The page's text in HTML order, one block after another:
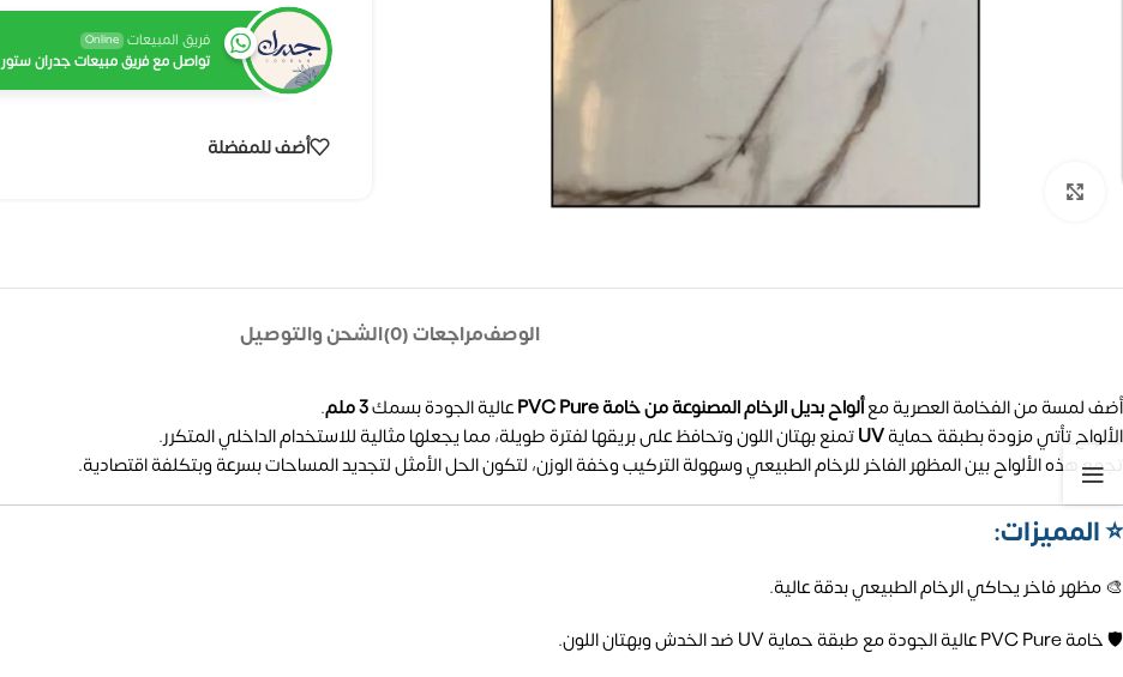
فريق المبيعات Online
تواصل مع فريق مبيعات جدران ستور
أضف للمفضلة
الوصفمراجعات (0) الشحن والتوصيل
أضف لمسة من الفخامة العصرية معألواح بديل الرخام المصنوعة من خامة PVC Pure عالية الجودة بسمك3 ملم
.
الألواح تأتي مزودة بطبقة حمايةUVتمنع بهتان اللون وتحافظ على بريقها لفترة طويلة، مما يجعلها مثالية للاستخدام الداخلي المتكرر.
تجمع هذه الألواح بين المظهر الفاخر للرخام الطبيعي وسهولة التركيب وخفة الوزن، لتكون الحل الأمثل لتجديد المساحات بسرعة وبتكلفة اقتصادية.
⭐ المميزات:
🎨 مظهر فاخر يحاكي الرخام الطبيعي بدقة عالية.
🛡️ خامة PVC Pure عالية الجودة مع طبقة حماية UV ضد الخدش وبهتان اللون.